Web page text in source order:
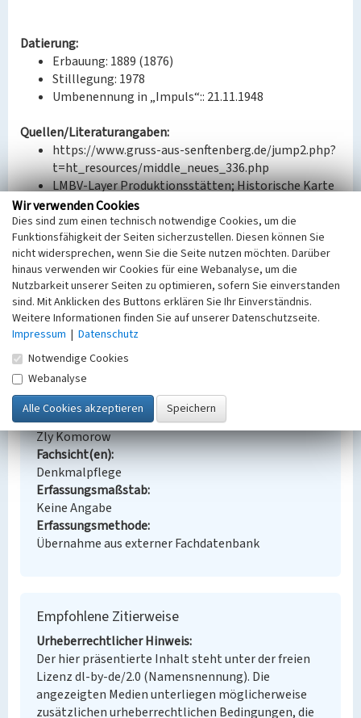
Datierung:
Erbauung: 1889 (1876)
Stilllegung: 1978
Umbenennung in „Impuls“:: 21.11.1948
Quellen/Literaturangaben:
https://www.gruss-aus-senftenberg.de/jump2.php?
t=ht_resources/middle_neues_336.php
LMBV-Layer Produktionsstätten; Historische Karte
DR 1936-1943.
BKM-Nummer:32001451
(Erfassungsprojekt Lausitz, BLDAM 2023)
Brikettfabrik Friedrich-Ernst
Brikettfabrik
Ort
Senftenberg
Alternativer Ortsname
Zly Komorow
Fachsicht(en)
Denkmalpflege
Erfassungsmaßstab
Keine Angabe
Erfassungsmethode
Übernahme aus externer Fachdatenbank
Empfohlene Zitierweise
Urheberrechtlicher Hinweis
Der hier präsentierte Inhalt steht unter der freien
Lizenz dl-by-de/2.0 (Namensnennung). Die
angezeigten Medien unterliegen möglicherweise
zusätzlichen urheberrechtlichen Bedingungen, die
Wir verwenden Cookies
Dies sind zum einen technisch notwendige Cookies, um die
Funktionsfähigkeit der Seiten sicherzustellen. Diesen können Sie
nicht widersprechen, wenn Sie die Seite nutzen möchten. Darüber
hinaus verwenden wir Cookies für eine Webanalyse, um die
Nutzbarkeit unserer Seiten zu optimieren, sofern Sie einverstanden
sind. Mit Anklicken des Buttons erklären Sie Ihr Einverständnis.
Weitere Informationen finden Sie auf unserer Datenschutzseite.
Impressum | Datenschutz
Notwendige Cookies
Webanalyse